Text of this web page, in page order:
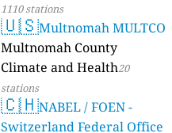
1110 stations
🇺🇸Multnomah MULTCO
Multnomah County
Climate and Health20
stations
🇨🇭NABEL / FOEN -
Switzerland Federal Office